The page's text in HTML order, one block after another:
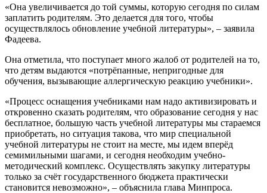
«Она увеличивается до той суммы, которую сегодня по силам
заплатить родителям. Это делается для того, чтобы
осуществлялось обновление учебной литературы», – заявила
Фадеева.
Она отметила, что поступает много жалоб от родителей на то,
что детям выдаются «потрёпанные, непригодные для
обучения, вызывающие аллергическую реакцию учебники».
«Процесс оснащения учебниками нам надо активизировать и
откровенно сказать родителям, что образование сегодня у нас
бесплатное, большую часть учебной литературы мы стараемся
приобретать, но ситуация такова, что мир специальной
учебной литературы не стоит на месте, мы идем вперёд
семимильными шагами, и сегодня необходим учебно-
методический комплекс. Осуществлять закупку литературы
только за счёт государственного бюджета практически
становится невозможно», – объяснила глава Минпроса.